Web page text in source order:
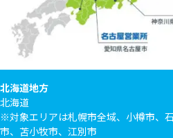
北海道地方
北海道
※対象エリアは札幌市全域、小樽市、
市、苫小牧市、江別市